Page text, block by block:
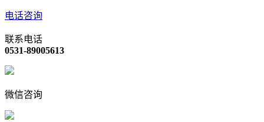
电话咨询
联系电话
0531-89005613
微信咨询